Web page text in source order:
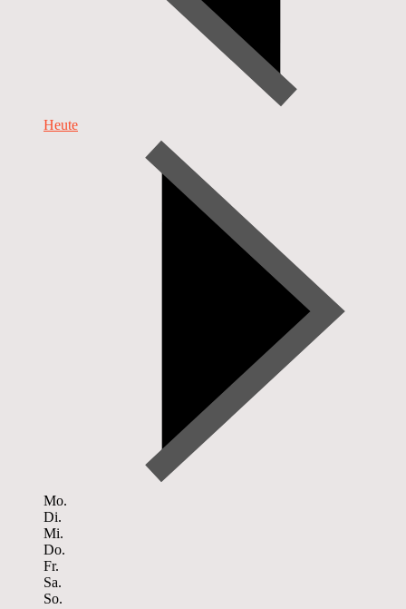
Heute
Mo.
Di.
Mi.
Do.
Fr.
Sa.
So.